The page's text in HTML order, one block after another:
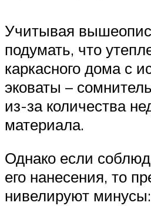
Учитывая
подумать, что
каркасного дома с
эковаты –
из-за количества
материала.
Однако если
его нанесения, то
нивелируют минусы: